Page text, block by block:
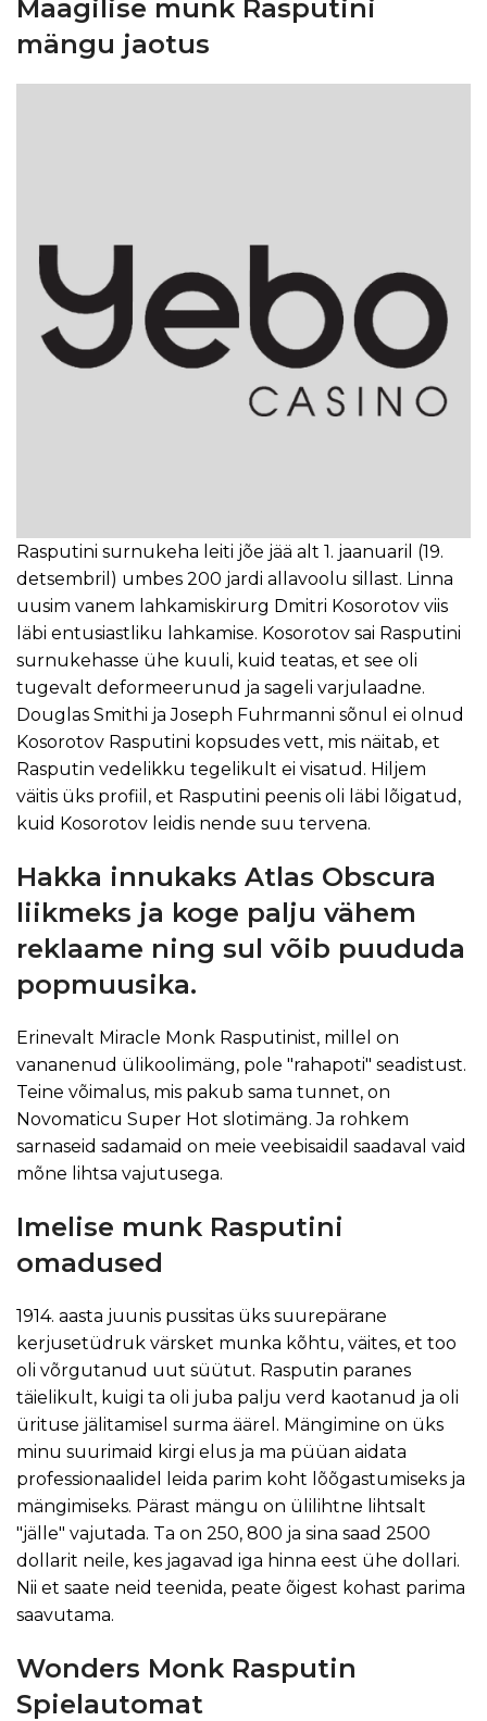
Maagilise munk Rasputini
mängu jaotus
Rasputini surnukeha leiti jõe jää alt 1. jaanuaril (19.
detsembril) umbes 200 jardi allavoolu sillast. Linna
uusim vanem lahkamiskirurg Dmitri Kosorotov viis
läbi entusiastliku lahkamise. Kosorotov sai Rasputini
surnukehasse ühe kuuli, kuid teatas, et see oli
tugevalt deformeerunud ja sageli varjulaadne.
Douglas Smithi ja Joseph Fuhrmanni sõnul ei olnud
Kosorotov Rasputini kopsudes vett, mis näitab, et
Rasputin vedelikku tegelikult ei visatud. Hiljem
väitis üks profiil, et Rasputini peenis oli läbi lõigatud,
kuid Kosorotov leidis nende suu tervena.
Hakka innukaks Atlas Obscura
liikmeks ja koge palju vähem
reklaame ning sul võib puududa
popmuusika.
Erinevalt Miracle Monk Rasputinist, millel on
vananenud ülikoolimäng, pole "rahapoti" seadistust.
Teine võimalus, mis pakub sama tunnet, on
Novomaticu Super Hot slotimäng. Ja rohkem
sarnaseid sadamaid on meie veebisaidil saadaval vaid
mõne lihtsa vajutusega.
Imelise munk Rasputini
omadused
1914. aasta juunis pussitas üks suurepärane
kerjusetüdruk värsket munka kõhtu, väites, et too
oli võrgutanud uut süütut. Rasputin paranes
täielikult, kuigi ta oli juba palju verd kaotanud ja oli
ürituse jälitamisel surma äärel. Mängimine on üks
minu suurimaid kirgi elus ja ma püüan aidata
professionaalidel leida parim koht lõõgastumiseks ja
mängimiseks. Pärast mängu on ülilihtne lihtsalt
"jälle" vajutada. Ta on 250, 800 ja sina saad 2500
dollarit neile, kes jagavad iga hinna eest ühe dollari.
Nii et saate neid teenida, peate õigest kohast parima
saavutama.
Wonders Monk Rasputin
Spielautomat